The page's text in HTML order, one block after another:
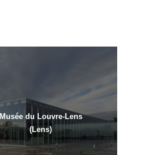
Musée du Louvre-Lens
(Lens)